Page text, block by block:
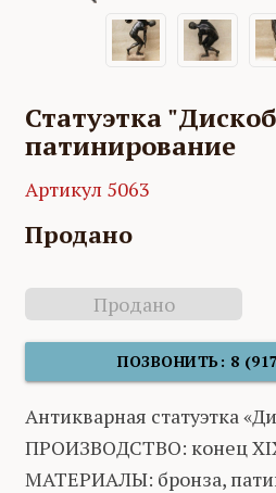
Статуэтка
патинирование
Артикул 5063
Продано
Продано
ПОЗВОНИТЬ: 8
Антикварная статуэтка
ПРОИЗВОДСТВО: конец
МАТЕРИАЛЫ: бронза,